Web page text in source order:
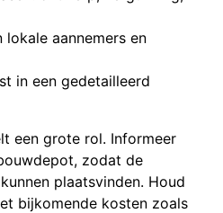
lokale aannemers en
in een gedetailleerd
een grote rol. Informeer
zodat de
plaatsvinden. Houd
bijkomende kosten zoals